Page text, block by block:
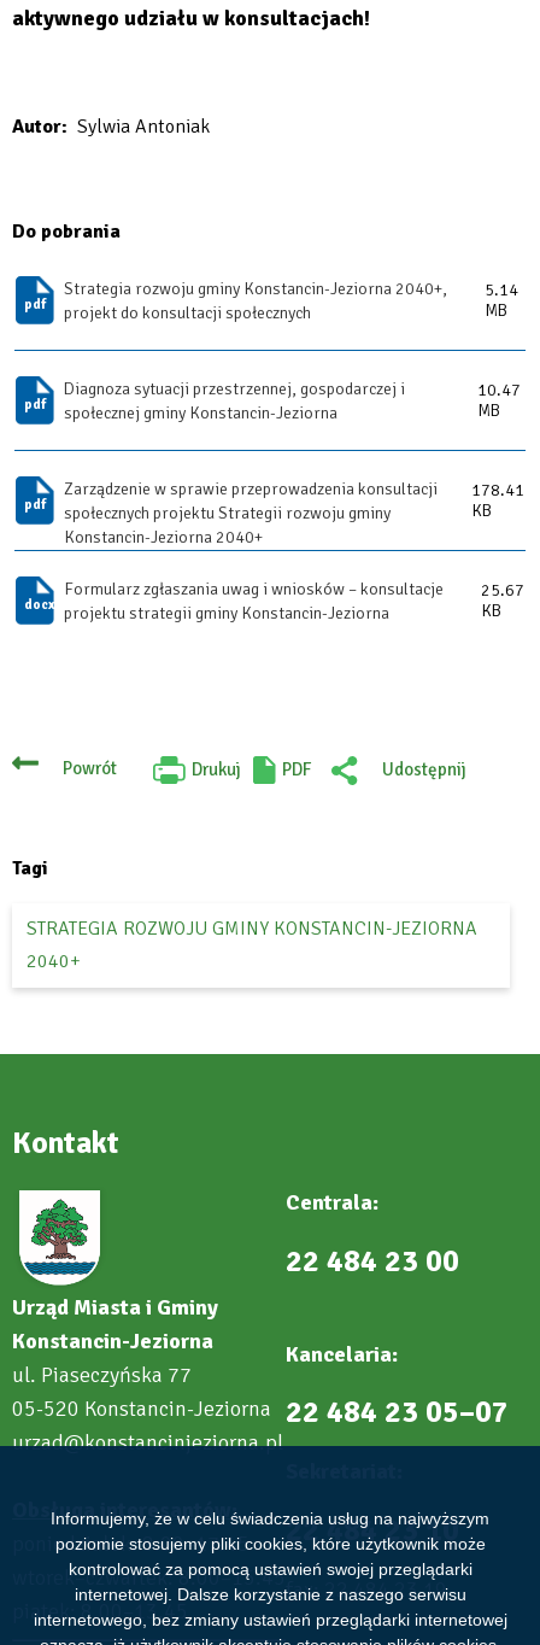
Informujemy, że w celu świadczenia usług na najwyższym
poziomie stosujemy pliki cookies, które użytkownik może
kontrolować za pomocą ustawień swojej przeglądarki
internetowej. Dalsze korzystanie z naszego serwisu
internetowego, bez zmiany ustawień przeglądarki internetowej
aktywnego udziału w konsultacjach!
Autor Sylwia Antoniak
Do pobrania
Strategia rozwoju gminy Konstancin-Jeziorna 2040+,
projekt do konsultacji społecznych
5.14
MB
Diagnoza sytuacji przestrzennej, gospodarczej i
społecznej gminy Konstancin-Jeziorna
10.47
MB
Zarządzenie w sprawie przeprowadzenia konsultacji
społecznych projektu Strategii rozwoju gminy
Konstancin-Jeziorna 2040+
178.41
KB
Formularz zgłaszania uwag i wniosków – konsultacje
projektu strategii gminy Konstancin-Jeziorna
25.67
KB
Powrót Drukuj
Will
PDF
Udostępnij
Tagi
STRATEGIA ROZWOJU GMINY KONSTANCIN-JEZIORNA
2040+
Kontakt
Urząd Miasta i Gminy
Konstancin-Jeziorna
ul. Piaseczyńska 77
05-520 Konstancin-Jeziorna
urzad@konstancinjeziorna.pl
Obsługa interesantów:
poniedziałek: 8.00–17.45
wtorek–czwartek: 8.00–15.45
piątek: 8.00–13.45
Centrala:
22 484 23 00
Kancelaria:
22 484 23 05–07
22 484 23 10
fax: 22 484 23 19